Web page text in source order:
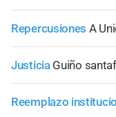
Repercusiones A
Justicia Guiño
Reemplazo